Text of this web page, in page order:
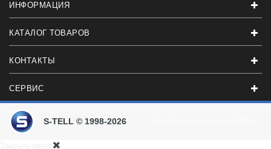
ИНФОРМАЦИЯ
КАТАЛОГ ТОВАРОВ
КОНТАКТЫ
СЕРВИС
S-TELL © 1998-2026